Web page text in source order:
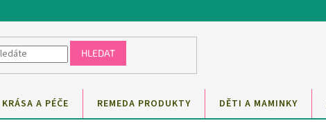
HLEDAT
KRÁSA A PÉČE REMEDA PRODUKTY DĚTI A MAMINKY